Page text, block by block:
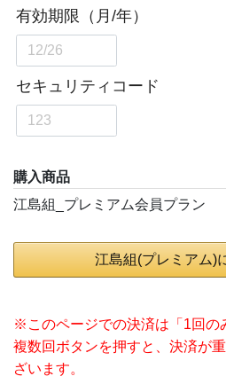
購入商品
江島組_プレミアム会員プラン
江島組(プレミアム)
※このページでの決済は「1回の
複数回ボタンを押すと、決済が
ざいます。